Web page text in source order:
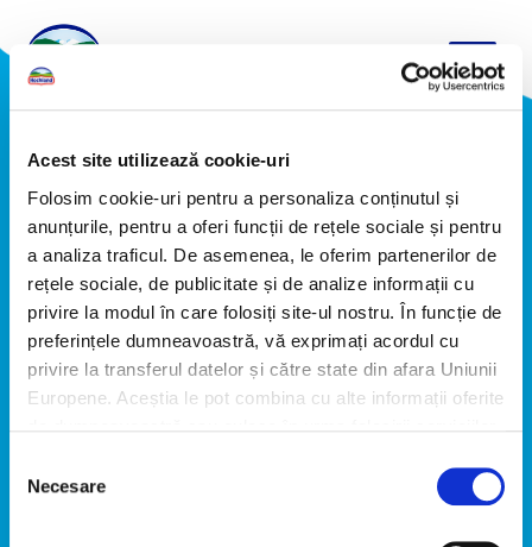
Acest site utilizează cookie-uri
Folosim cookie-uri pentru a personaliza conținutul și
anunțurile, pentru a oferi funcții de rețele sociale și pentru
a analiza traficul. De asemenea, le oferim partenerilor de
rețele sociale, de publicitate și de analize informații cu
privire la modul în care folosiți site-ul nostru. În funcție de
preferințele dumneavoastră, vă exprimați acordul cu
privire la transferul datelor și către state din afara Uniunii
Europene. Aceștia le pot combina cu alte informații oferite
Politica de confidențialitate
consimțământului
Necesare
Câștigători Kaufland
Câștigători Carrefour
Câștigători Auchan